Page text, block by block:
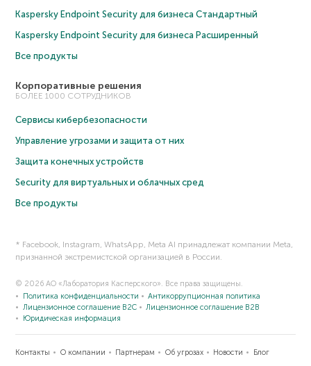
Kaspersky Endpoint Security для бизнеса Cтандартный
Kaspersky Endpoint Security для бизнеса Расширенный
Все продукты
Корпоративные решения
БОЛЕЕ 1000 СОТРУДНИКОВ
Сервисы кибербезопасности
Управление угрозами и защита от них
Защита конечных устройств
Security для виртуальных и облачных сред
Все продукты
* Facebook, Instagram, WhatsApp, Meta AI принадлежат компании Meta,
признанной экстремистской организацией в России.
© 2026 АО «Лаборатория Касперского». Все права защищены.
Политика конфиденциальности
Антикоррупционная политика
Лицензионное соглашение B2C
Лицензионное соглашение B2B
Юридическая информация
Контакты О компании Партнерам Об угрозах Новости Блог